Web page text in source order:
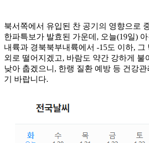
북서쪽에서 유입된 찬 공기의 영향으로
한파특보가 발효된 가운데, 오늘(19일)
내륙과 경북북부내륙에서 -15도 이하, 그
외로 떨어지겠고, 바람도 약간 강하게 불
낮아 춥겠으니, 한랭 질환 예방 등 건강
기 바랍니다.